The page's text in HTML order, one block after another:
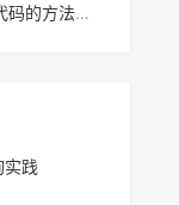
HTML音频播放如何实现HTML5化？用audio标签简化代码的方法是什么
践